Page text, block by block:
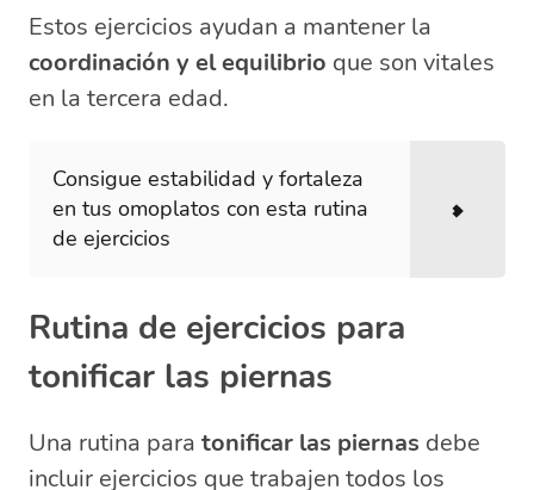
Estos ejercicios ayudan a mantener la
coordinación y el equilibrio que son vitales
en la tercera edad.
Consigue estabilidad y fortaleza
en tus omoplatos con esta rutina
de ejercicios
Rutina de ejercicios para
tonificar las piernas
Una rutina para tonificar las piernas debe
incluir ejercicios que trabajen todos los